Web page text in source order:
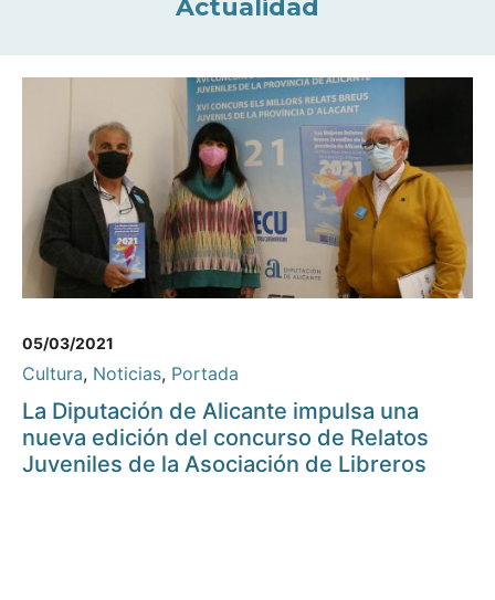
Actualidad
05/03/2021
Cultura, Noticias, Portada
La Diputación de Alicante impulsa una
nueva edición del concurso de Relatos
Juveniles de la Asociación de Libreros